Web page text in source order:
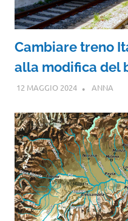
Cambiare treno
alla modifica del
12 MAGGIO 2024 ANNA